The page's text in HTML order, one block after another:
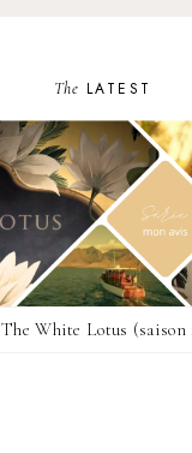
The LATEST
The White Lotus (saison